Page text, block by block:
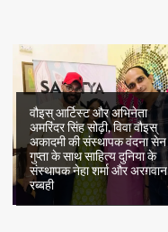
वौइस् आर्टिस्ट और अभिनेता
अमरिंदर सिंह सोढ़ी, विवा वौइस्
अकादमी की संस्थापक वंदना सेन
गुप्ता के साथ साहित्य दुनिया के
संस्थापक नेहा शर्मा और अरग़वान
रब्बही